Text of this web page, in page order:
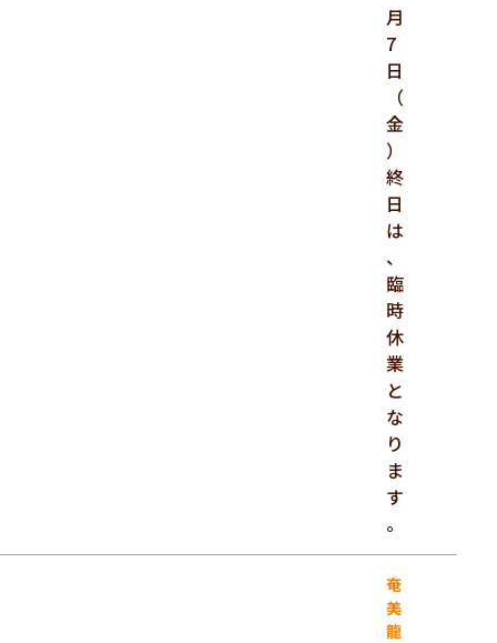
月
7
日
（
金
）
終
日
は
、
臨
時
休
業
と
な
り
ま
す
。
奄
美
龍